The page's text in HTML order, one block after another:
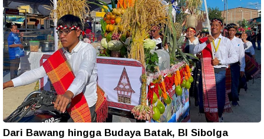
Dari Bawang hingga Budaya Batak, BI Sibolga